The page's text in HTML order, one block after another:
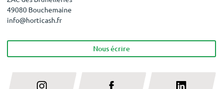
49080 Bouchemaine
info@horticash.fr
Nous écrire